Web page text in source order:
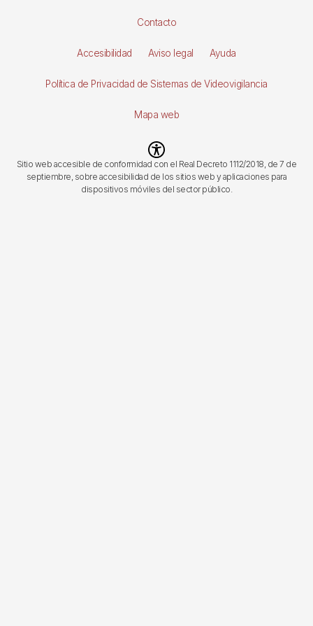
Contacto
Accesibilidad Aviso legal Ayuda
Política de Privacidad de Sistemas de Videovigilancia
Mapa web
Imagen
Sitio web accesible de conformidad con el Real Decreto 1112/2018, de 7 de
septiembre, sobre accesibilidad de los sitios web y aplicaciones para
dispositivos móviles del sector público.